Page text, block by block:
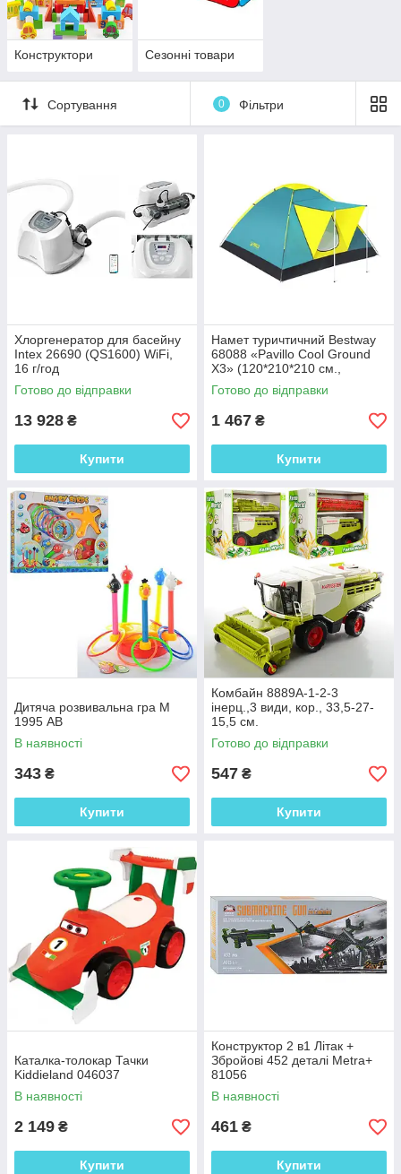
Конструктори Сезонні товари
Сортування 0 Фільтри
Хлоргенератор для басейну
Intex 26690 (QS1600) WiFi,
16 г/год
Готово до відправки
13 928 ₴
Купити
Намет туричтичний Bestway
68088 «Pavillo Cool Ground
X3» (120*210*210 см.,
тримісний, навіс)
Готово до відправки
1 467 ₴
Купити
Дитяча розвивальна гра М
1995 АВ
В наявності
343 ₴
Купити
Комбайн 8889A-1-2-3
інерц.,3 види, кор., 33,5-27-
15,5 см.
Готово до відправки
547 ₴
Купити
Каталка-толокар Тачки
Kiddieland 046037
В наявності
2 149 ₴
Купити
Конструктор 2 в1 Літак +
Збройові 452 деталі Metra+
81056
В наявності
461 ₴
Купити